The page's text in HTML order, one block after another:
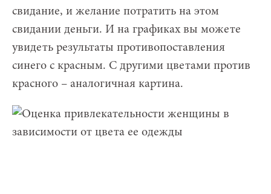
свидание, и желание потратить на этом
свидании деньги. И на графиках вы можете
увидеть результаты противопоставления
синего с красным. С другими цветами против
красного – аналогичная картина.